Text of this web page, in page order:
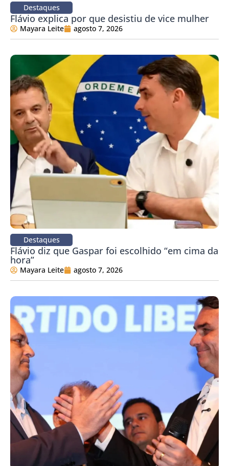
Destaques
Flávio explica por que desistiu de vice mulher
Mayara Leite agosto 7, 2026
Destaques
Flávio diz que Gaspar foi escolhido “em cima da
hora”
Mayara Leite agosto 7, 2026